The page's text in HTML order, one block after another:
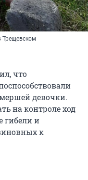
Трещевском
что
девочки.
на контроле ход
гибели и
к